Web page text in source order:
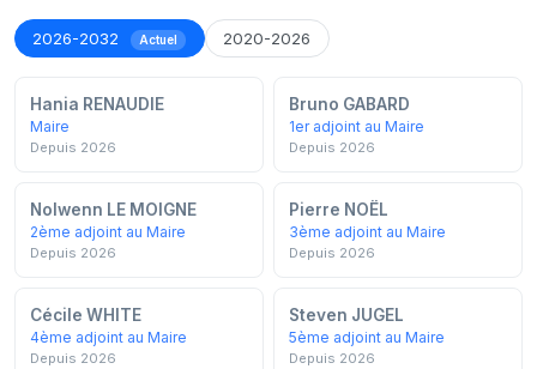
2026-2032 Actuel 2020-2026
Hania RENAUDIE
Maire
Depuis 2026
Bruno GABARD
1er adjoint au Maire
Depuis 2026
Nolwenn LE MOIGNE
2ème adjoint au Maire
Depuis 2026
Pierre NOËL
3ème adjoint au Maire
Depuis 2026
Cécile WHITE
4ème adjoint au Maire
Depuis 2026
Steven JUGEL
5ème adjoint au Maire
Depuis 2026